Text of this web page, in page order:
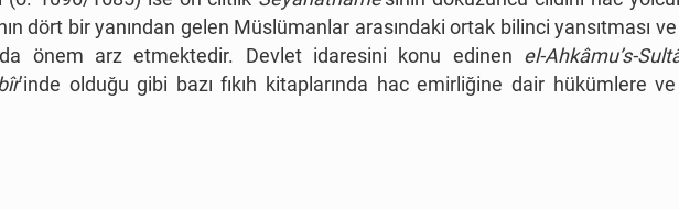
dört bir yanından gelen Müslümanlar arasındaki ortak bilinci yansıtması
önem arz etmektedir. Devlet idaresini konu edinen el-Ahkâmu’s-
’inde olduğu gibi bazı fıkıh kitaplarında hac emirliğine dair hükümlere